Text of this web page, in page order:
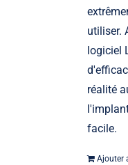
utiliser.
logiciel
réalité
facile.
Ajouter